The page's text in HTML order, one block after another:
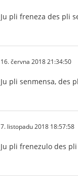
Ju pli freneza des pli
16. června 2018 21:34:50
Ju pli senmensa, des
7. listopadu 2018 18:57:58
Ju pli frenezulo des